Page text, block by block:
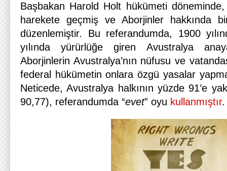
Başbakan Harold Holt hükümeti
harekete geçmiş ve Aborjinler hakkında
düzenlemiştir. Bu referandumda, 1900
yılında yürürlüğe giren Avustralya
Aborjinlerin Avustralya’nın nüfusu ve
federal hükümetin onlara özgü yasalar
Neticede, Avustralya halkının yüzde 91’e
90,77), referandumda “evet” oyu kullanmıştır.